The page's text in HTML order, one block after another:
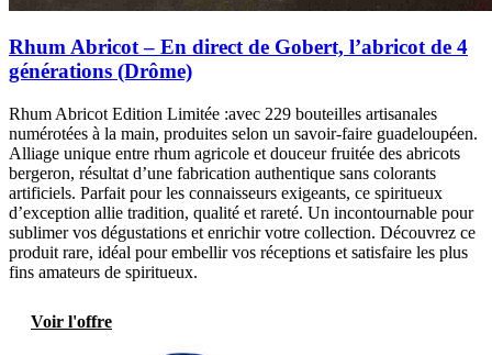
Rhum Abricot – En direct de Gobert, l’abricot de 4
générations (Drôme)
Rhum Abricot Edition Limitée :avec 229 bouteilles artisanales
numérotées à la main, produites selon un savoir-faire guadeloupéen.
Alliage unique entre rhum agricole et douceur fruitée des abricots
bergeron, résultat d’une fabrication authentique sans colorants
artificiels. Parfait pour les connaisseurs exigeants, ce spiritueux
d’exception allie tradition, qualité et rareté. Un incontournable pour
sublimer vos dégustations et enrichir votre collection. Découvrez ce
produit rare, idéal pour embellir vos réceptions et satisfaire les plus
fins amateurs de spiritueux.
Voir l'offre